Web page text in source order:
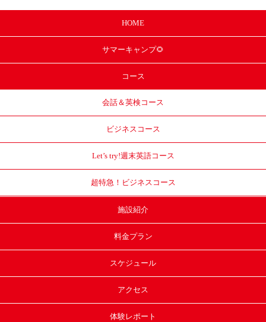
HOME
サマーキャンプ🌻
コース
会話＆英検コース
ビジネスコース
Let’s try!週末英語コース
超特急！ ビジネスコース
施設紹介
料金プラン
スケジュール
アクセス
体験レポート